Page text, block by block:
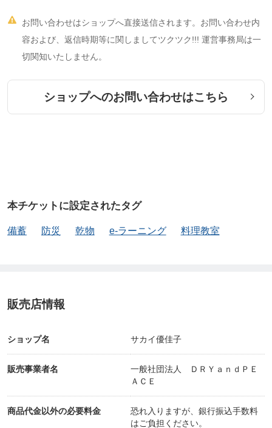

お問い合わせはショップへ直接送信されます。お問い合わせ内
容および、返信時期等に関しましてツクツク!!! 運営事務局は一
切関知いたしません。
ショップへのお問い合わせはこちら
本チケットに設定されたタグ
備蓄 防災 乾物 e-ラーニング 料理教室
販売店情報
ショップ名 サカイ優佳子
販売事業者名
一般社団法人 ＤＲＹａｎｄＰＥ
ＡＣＥ
商品代金以外の必要料金
恐れ入りますが、銀行振込手数料
はご負担ください。